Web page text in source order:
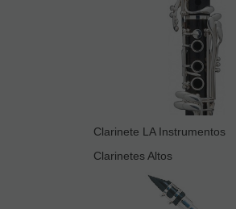
Clarinete LA Instrumentos
Clarinetes Altos